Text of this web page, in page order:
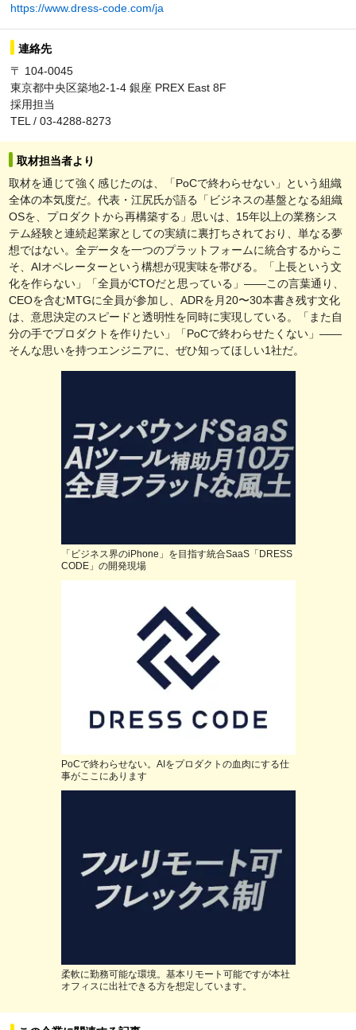
https://www.dress-code.com/ja
連絡先
〒 104-0045
東京都中央区築地2-1-4 銀座 PREX East 8F
採用担当
TEL / 03-4288-8273
取材担当者より
取材を通じて強く感じたのは、「PoCで終わらせない」という組織
全体の本気度だ。代表・江尻氏が語る「ビジネスの基盤となる組織
OSを、プロダクトから再構築する」思いは、15年以上の業務シス
テム経験と連続起業家としての実績に裏打ちされており、単なる夢
想ではない。全データを一つのプラットフォームに統合するからこ
そ、AIオペレーターという構想が現実味を帯びる。「上長という文
化を作らない」「全員がCTOだと思っている」——この言葉通り、
CEOを含むMTGに全員が参加し、ADRを月20〜30本書き残す文化
は、意思決定のスピードと透明性を同時に実現している。「また自
分の手でプロダクトを作りたい」「PoCで終わらせたくない」——
そんな思いを持つエンジニアに、ぜひ知ってほしい1社だ。
「ビジネス界のiPhone」を目指す統合SaaS「DRESS
CODE」の開発現場
PoCで終わらせない。AIをプロダクトの血肉にする仕
事がここにあります
柔軟に勤務可能な環境。基本リモート可能ですが本社
オフィスに出社できる方を想定しています。